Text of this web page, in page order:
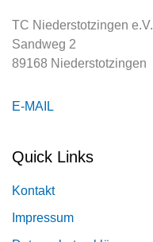
TC Niederstotzingen e.V.
Sandweg 2
89168 Niederstotzingen
E-MAIL
Quick Links
Kontakt
Impressum